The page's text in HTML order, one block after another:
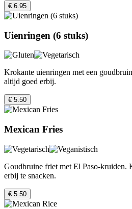
€ 6.95
Uienringen (6 stuks)
Krokante uienringen met een
altijd goed erbij.
€ 5.50
Mexican Fries
Goudbruine friet met El Paso-kruiden.
erbij te snacken.
€ 5.50